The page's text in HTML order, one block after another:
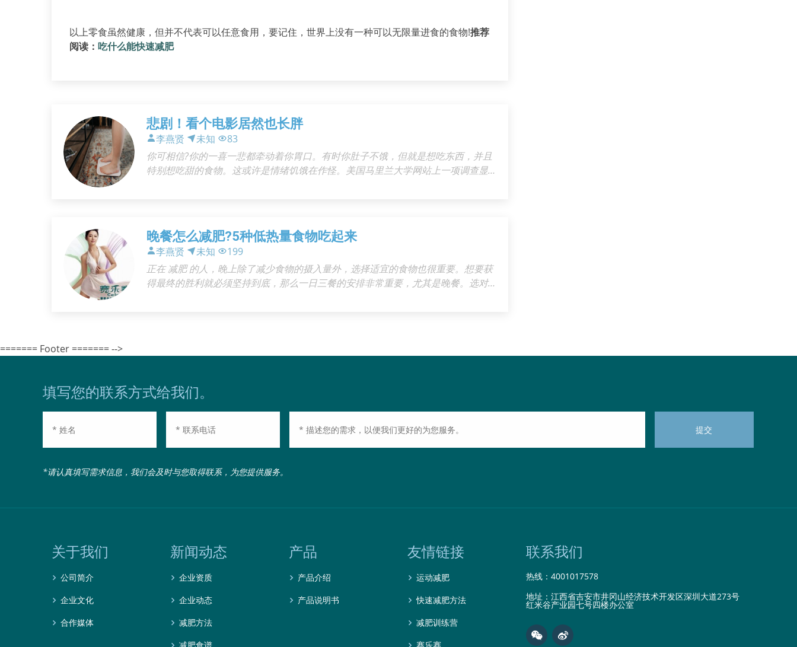
以上零食虽然健康，但并不代表可以任意食用，要记住，世界上没有一种可以无限量进食的食物!推荐
阅读： 吃什么能快速减肥
悲剧！看个电影居然也长胖
李燕贤 未知
83
你可相信?你的一喜一悲都牵动着你胃口。有时你肚子不饿，但就是想吃东西，并且
特别想吃甜的食物。这或许是情绪饥饿在作怪。美国马里兰大学网站上一项调查显
晚餐怎么减肥?5种低热量食物吃起来
李燕贤 未知
199
正在 减肥 的人，晚上除了减少食物的摄入量外，选择适宜的食物也很重要。想要获
得最终的胜利就必须坚持到底，那么一日三餐的安排非常重要，尤其是晚餐。选对
======= Footer ======= -->
填写您的联系方式给我们。
*请认真填写需求信息，我们会及时与您取得联系，为您提供服务。
关于我们
公司简介
企业文化
合作媒体
新闻动态
企业资质
企业动态
减肥方法
产品
产品介绍
产品说明书
友情链接
运动减肥
快速减肥方法
减肥训练营
联系我们
热线： 4001017578
地址：江西省吉安市井冈山经济技术开发区深圳大道273号
红米谷产业园七号四楼办公室